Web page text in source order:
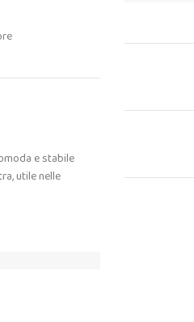
e stabile
utile nelle